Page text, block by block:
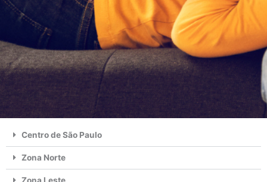
Centro de São Paulo
Zona Norte